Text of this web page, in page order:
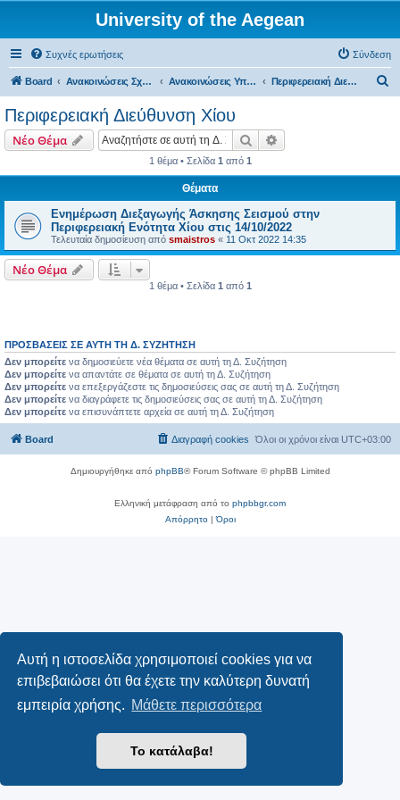
Αυτή η ιστοσελίδα χρησιμοποιεί cookies για να
επιβεβαιώσει ότι θα έχετε την καλύτερη δυνατή
εμπειρία χρήσης. Μάθετε περισσότερα
Το κατάλαβα!
University of the Aegean
Συχνές ερωτήσεις Σύνδεση
Board Ανακοινώσεις Σχολών, Τμημάτων, Συλλόγων & Υπηρεσιών Ανακοινώσεις Υπηρεσιών Περιφερειακή Διεύθυνση Χίου
η
Περιφερειακή Διεύθυνση Χίου
Νέο Θέμα Αναζήτηση
1 θέμα • Σελίδα 1 από 1
Θέματα
Ενημέρωση Διεξαγωγής Άσκησης Σεισμού στην
Περιφερειακή Ενότητα Χίου στις 14/10/2022
Τελευταία δημοσίευση από smaistros « 11 Οκτ 2022 14:35
Νέο Θέμα
1 θέμα • Σελίδα 1 από 1
ΠΡΟΣΒΆΣΕΙΣ ΣΕ ΑΥΤΉ ΤΗ Δ. ΣΥΖΉΤΗΣΗ
Δεν μπορείτε να δημοσιεύετε νέα θέματα σε αυτή τη Δ. Συζήτηση
Δεν μπορείτε να απαντάτε σε θέματα σε αυτή τη Δ. Συζήτηση
Δεν μπορείτε να επεξεργάζεστε τις δημοσιεύσεις σας σε αυτή τη Δ. Συζήτηση
Δεν μπορείτε να διαγράφετε τις δημοσιεύσεις σας σε αυτή τη Δ. Συζήτηση
Δεν μπορείτε να επισυνάπτετε αρχεία σε αυτή τη Δ. Συζήτηση
Board Όλοι οι χρόνοι είναι UTC+03:00
Διαγραφή cookies
Δημιουργήθηκε από phpBB® Forum Software © phpBB Limited
Ελληνική μετάφραση από το phpbbgr.com
Απόρρητο|Όροι